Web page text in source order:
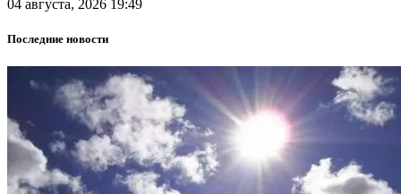
04 августа, 2026 19:49
Последние новости